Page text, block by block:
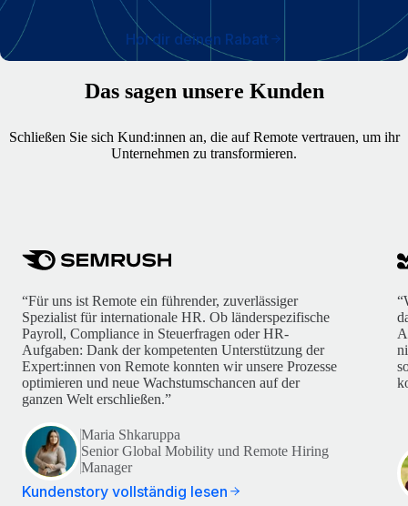
Hol dir deinen Rabatt
Das sagen unsere Kunden
Schließen Sie sich Kund:innen an, die auf Remote vertrauen, um ihr
Unternehmen zu transformieren.
“Für uns ist Remote ein führender, zuverlässiger
Spezialist für internationale HR. Ob länderspezifische
Payroll, Compliance in Steuerfragen oder HR-
Aufgaben: Dank der kompetenten Unterstützung der
Expert:innen von Remote konnten wir unsere Prozesse
optimieren und neue Wachstumschancen auf der
ganzen Welt erschließen.”
Maria Shkaruppa
Senior Global Mobility und Remote Hiring
Manager
Kundenstory vollständig lesen